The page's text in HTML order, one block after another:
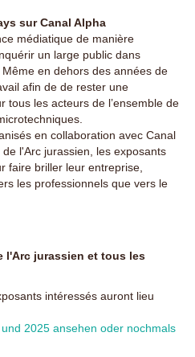
sur Canal Alpha
médiatique de manière
un large public dans
Même en dehors des années de
afin de de rester une
tous les acteurs de l’ensemble de
en collaboration avec Canal
l'Arc jurassien, les exposants
faire briller leur entreprise,
les professionnels que vers le
l'Arc jurassien et tous les
intéressés auront lieu
2025 ansehen oder nochmals